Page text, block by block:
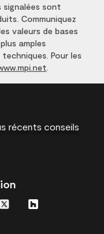
signalées sont
Communiquez
valeurs de bases
amples
Pour les
récents conseils